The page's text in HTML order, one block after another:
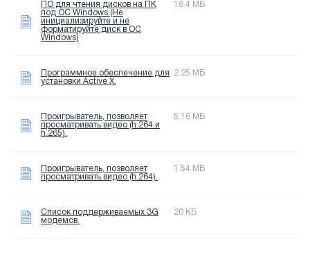
ПО для чтения дисков на ПК
под OC Windows (Не
инициализируйте и не
форматируйте диск в OC
Windows)
16.4 МБ
Программное обеспечение для
установки Active X.
2.25 МБ
Проигрыватель, позволяет
просматривать видео (h.264 и
h.265).
5.16 МБ
Проигрыватель, позволяет
просматривать видео (h.264).
1.54 МБ
Список поддерживаемых 3G
модемов.
20 КБ